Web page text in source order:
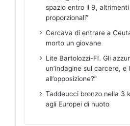
spazio entro il 9,
proporzionali”
Cercava di entrare a
morto un giovane
Lite Bartolozzi-FI. Gli
un’indagine sul carcere, e
all’opposizione?”
Taddeucci bronzo nella 3
agli Europei di nuoto